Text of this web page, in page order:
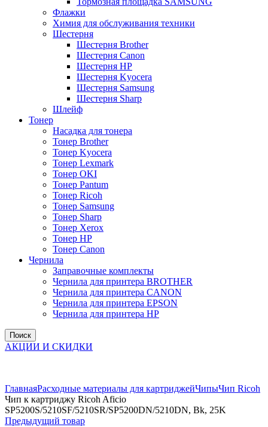
Флажки
Химия для обслуживания техники
Шестерня
Шестерня Brother
Шестерня Canon
Шестерня HP
Шестерня Kyocera
Шестерня Samsung
Шестерня Sharp
Шлейф
Тонер
Насадка для тонера
Тонер Brother
Тонер Kyocera
Тонер Lexmark
Тонер OKI
Тонер Pantum
Тонер Ricoh
Тонер Samsung
Тонер Sharp
Тонер Xerox
Тонер НР
Тонер Саnon
Чернила
Заправочные комплекты
Чернила для принтера BROTHER
Чернила для принтера CANON
Чернила для принтера EPSON
Чернила для принтера HP
Поиск
АКЦИИ И СКИДКИ
ГлавнаяРасходные материалы для картриджейЧипыЧип Ricoh
Чип к картриджу Ricoh Aficio
SP5200S/5210SF/5210SR/SP5200DN/5210DN, Bk, 25K
Предыдущий товар